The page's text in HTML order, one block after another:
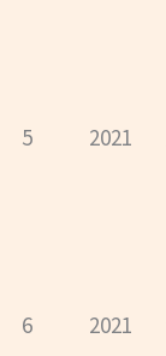
5
2021
6 2021